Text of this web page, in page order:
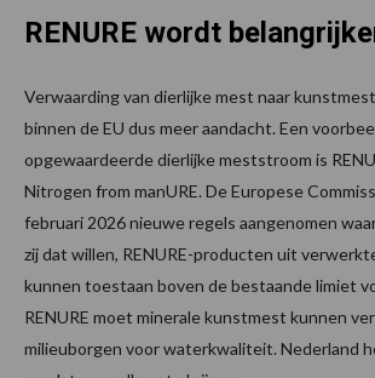
RENURE wordt
Verwaarding van dierlijke mest naar
binnen de EU dus meer aandacht. Een
opgewaardeerde dierlijke meststroom is
Nitrogen from manURE. De Europese
februari 2026 nieuwe regels aangenomen
zij dat willen, RENURE-producten uit
kunnen toestaan boven de bestaande limiet
RENURE moet minerale kunstmest kunnen
milieuborgen voor waterkwaliteit. Nederland